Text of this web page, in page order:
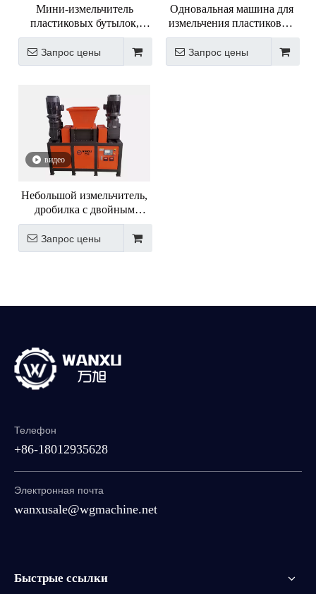
Мини-измельчитель
пластиковых бутылок,
дробилка
Запрос цены
Одновальная машина для
измельчения пластиковых
отходов модели 600
Запрос цены
видео
Небольшой измельчитель,
дробилка с двойным
приводом двигателя
Запрос цены
Телефон
+86-18012935628
Электронная почта
wanxusale@wgmachine.net
Быстрые ссылки